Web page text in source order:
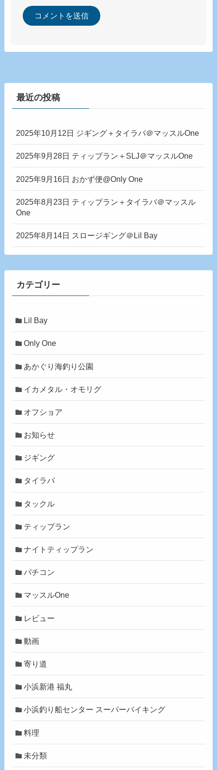
最近の投稿
2025年10月12日 ジギング＋タイラバ＠マッスルOne
2025年9月28日 ティップラン＋SLJ＠マッスルOne
2025年9月16日 おかず便@Only One
2025年8月23日 ティップラン＋タイラバ＠マッスル
One
2025年8月14日 スロージギング＠Lil Bay
カテゴリー
Lil Bay
Only One
あかぐり海釣り公園
イカメタル・オモリグ
オフショア
お知らせ
ジギング
タイラバ
タックル
ティップラン
ナイトティップラン
バチコン
マッスルOne
レビュー
動画
寄り道
小浜新港 福丸
小浜釣り船センター スーパーバイキング
料理
未分類